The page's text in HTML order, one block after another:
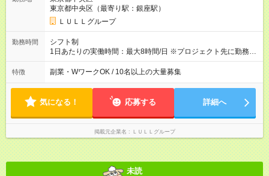
万6，610円分）を含む。超過分は追加支給いたします 能力やス
キルを考慮し初任給を決定。経験者の方は前給考慮も可能で
す！ ◎昇給年1回（研修終了後） ◎賞与年2回（2月・8月）＋業
績賞与あり ◤スキルアップも、収入アップも。◢ 入社後の成長
や頑張りは、しっかり給与で還元しています。 実際にほぼ全員
上アップした社員も。 エンジニアへの還元率は業界高水準の
87％。 スキルを磨いた分だけ、収入アップも目指せる環境で
す！ 【試用期間】試用期間あり 試用期間の長さ：6ヶ月 ※ 雇用
形態と給与に、本採用時と異なる部分があります。 雇用形態：
中途採用（契約社員） 給与：月給 230,000円以上 上記額にはみ
なし残業代を含みます。※超過分は全額支給いたします。 みな
別途支給いたします ※研修期間中（最大12ヶ月間）も、試用期
東京都中央区（最寄り駅：銀座駅）
ＬＵＬＬグループ
勤務時間
シフト制
1日あたりの実働時間：最大8時間/日 ※プロジェクト先に勤務時
間は異なります 【シフト例】 ・10時00分～19時00分 ・9時00
分～18時00分 平均残業時間：月10時間以内
特徴 副業・WワークOK / 10名以上の大量募集
気になる！ 応募する 詳細へ
掲載元企業名 ＬＵＬＬグループ
未読